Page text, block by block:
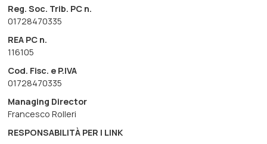
Reg. Soc. Trib. PC n.
01728470335
REA PC n.
116105
Cod. Fisc. e P.IVA
01728470335
Managing Director
Francesco Rolleri
RESPONSABILITÀ PER I LINK